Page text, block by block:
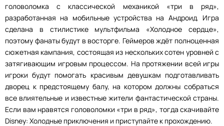
головоломка с классической механикой «три в ряд»,
разработанная на мобильные устройства на Андроид. Игра
сделана в стилистике мультфильма «Холодное сердце»,
поэтому фанаты будут в восторге. Геймеров ждёт полноценная
сюжетная кампания, состоящая из нескольких сотен уровней с
затягивающим игровым процессом. На протяжении всей игры
игроки будут помогать красивым девушкам подготавливать
дворец к предстоящему балу, на котором должны собраться
все влиятельные и известные жители фантастической страны.
Если вам нравятся головоломки «три в ряд», тогда скачивайте
Disney: Холодные приключения и приступайте к прохождению.